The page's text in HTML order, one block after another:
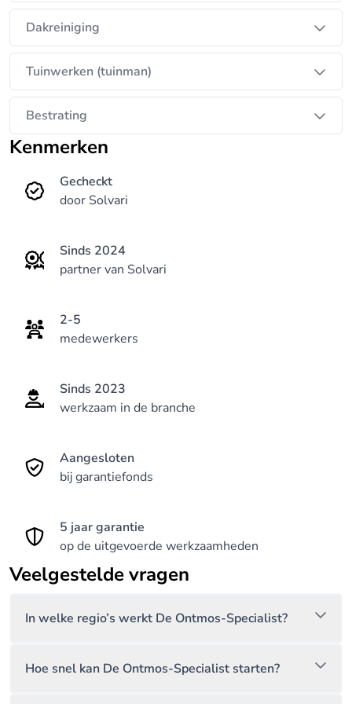
Dakreiniging
Tuinwerken (tuinman)
Bestrating
Kenmerken
Gecheckt
door Solvari
Sinds 2024
partner van Solvari
2-5
medewerkers
Sinds 2023
werkzaam in de branche
Aangesloten
bij garantiefonds
5 jaar garantie
op de uitgevoerde werkzaamheden
Veelgestelde vragen
In welke regio’s werkt De Ontmos-Specialist?
Hoe snel kan De Ontmos-Specialist starten?